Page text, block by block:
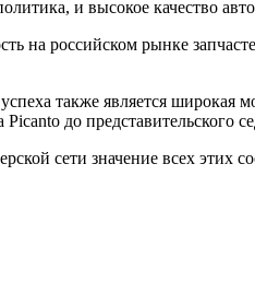
и высокое качество
на российском рынке
также является широкая
Picanto до
сети значение всех